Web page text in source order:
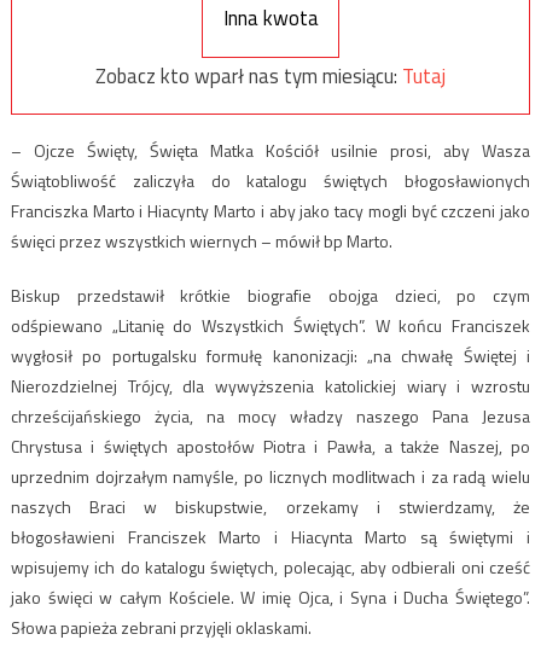
Inna kwota
Zobacz kto wparł nas tym miesiącu: Tutaj
– Ojcze Święty, Święta Matka Kościół usilnie prosi, aby Wasza
Świątobliwość zaliczyła do katalogu świętych błogosławionych
Franciszka Marto i Hiacynty Marto i aby jako tacy mogli być czczeni jako
święci przez wszystkich wiernych – mówił bp Marto.
Biskup przedstawił krótkie biografie obojga dzieci, po czym
odśpiewano „Litanię do Wszystkich Świętych”. W końcu Franciszek
wygłosił po portugalsku formułę kanonizacji: „na chwałę Świętej i
Nierozdzielnej Trójcy, dla wywyższenia katolickiej wiary i wzrostu
chrześcijańskiego życia, na mocy władzy naszego Pana Jezusa
Chrystusa i świętych apostołów Piotra i Pawła, a także Naszej, po
uprzednim dojrzałym namyśle, po licznych modlitwach i za radą wielu
naszych Braci w biskupstwie, orzekamy i stwierdzamy, że
błogosławieni Franciszek Marto i Hiacynta Marto są świętymi i
wpisujemy ich do katalogu świętych, polecając, aby odbierali oni cześć
jako święci w całym Kościele. W imię Ojca, i Syna i Ducha Świętego”.
Słowa papieża zebrani przyjęli oklaskami.